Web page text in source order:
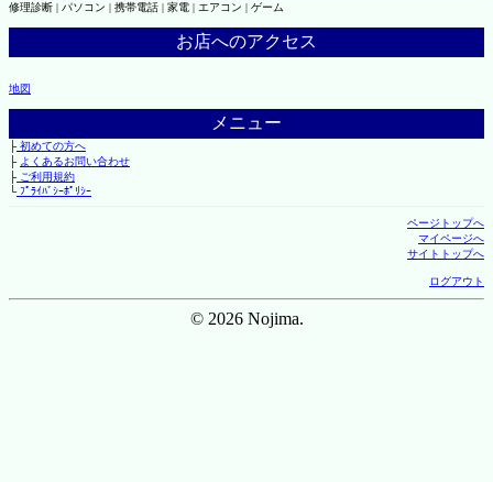
修理診断 | パソコン | 携帯電話 | 家電 | エアコン | ゲーム
お店へのアクセス
地図
メニュー
├初めての方へ
├ よくあるお問い合わせ
├ご利用規約
└ﾌﾟﾗｲﾊﾞｼｰﾎﾟﾘｼｰ
ページトップへ
マイページへ
サイトトップへ
ログアウト
© 2026 Nojima.